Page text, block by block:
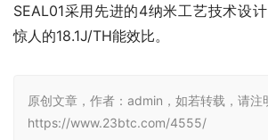
SEAL01采用先进的4纳米工艺技术设
惊人的18.1J/TH能效比。
原创文章，作者：admin，如若转载，请注
https://www.23btc.com/4555/